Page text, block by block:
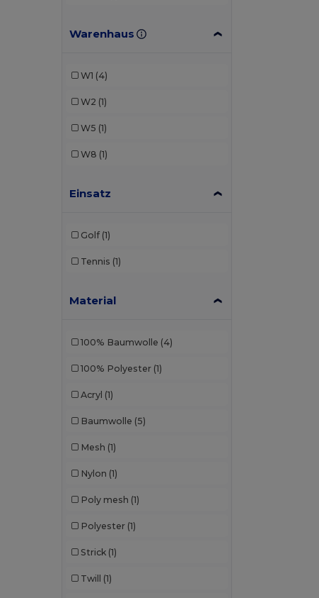
Warenhaus
W1 (4)
W2 (1)
W5 (1)
W8 (1)
Einsatz
Golf (1)
Tennis (1)
Material
100% Baumwolle (4)
100% Polyester (1)
Acryl (1)
Baumwolle (5)
Mesh (1)
Nylon (1)
Poly mesh (1)
Polyester (1)
Strick (1)
Twill (1)